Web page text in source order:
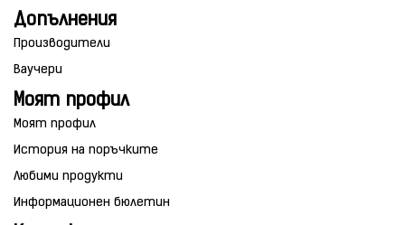
Допълнения
Производители
Ваучери
Моят профил
Моят профил
История на поръчките
Любими продукти
Информационен бюлетин